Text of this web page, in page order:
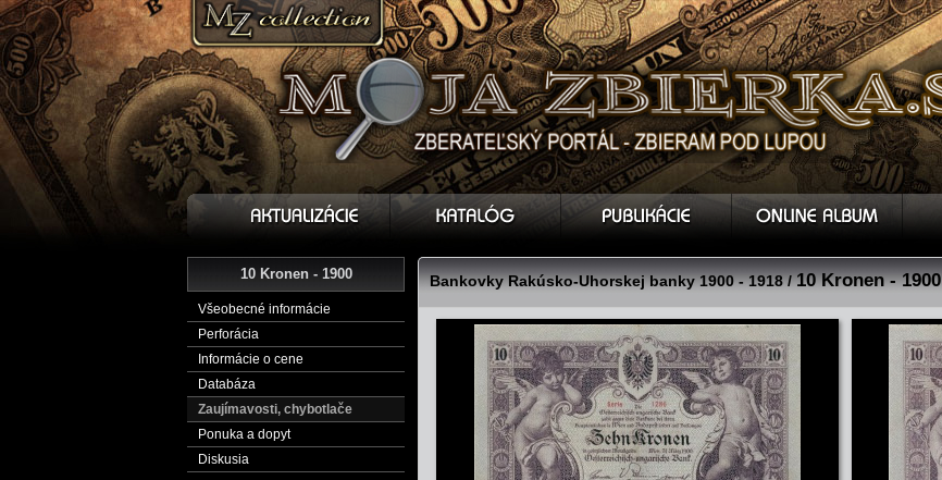
10 Kronen - 1900
Všeobecné informácie
Perforácia
Informácie o cene
Databáza
Zaujímavosti, chybotlače
Ponuka a dopyt
Diskusia
Bankovky Rakúsko-Uhorskej banky 1900 - 1918 /10 Kronen - 1900